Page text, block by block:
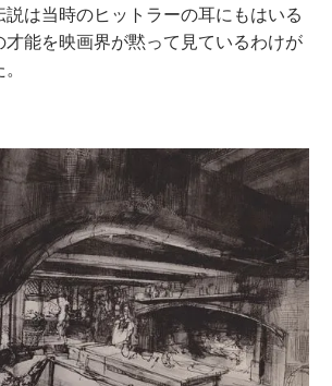
説は当時のヒットラーの耳にもはいる
才能を映画界が黙って見ているわけが